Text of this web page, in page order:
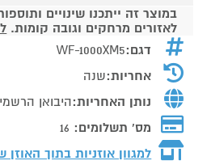
במוצר זה ייתכנו שינויים
לאזורים מרחקים וגובה קומות.
דגם:WF-1000XM5
אחריות:שנה
נותן האחריות:היבואן
מס' תשלומים: 16
למגוון אוזניות בתוך